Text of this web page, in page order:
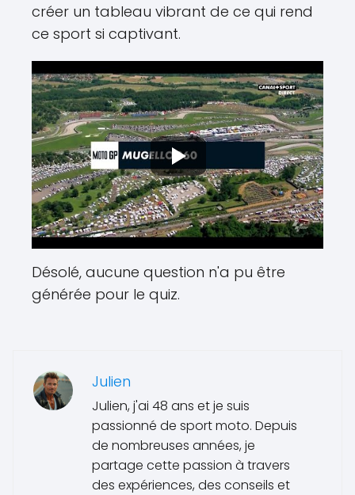
créer un tableau vibrant de ce qui rend
ce sport si captivant.
Désolé, aucune question n'a pu être
générée pour le quiz.
Julien
Julien, j'ai 48 ans et je suis
passionné de sport moto. Depuis
de nombreuses années, je
partage cette passion à travers
des expériences, des conseils et